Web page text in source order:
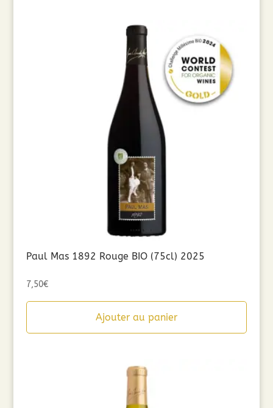
Paul Mas 1892 Rouge BIO (75cl) 2025
7,50€
Ajouter au panier